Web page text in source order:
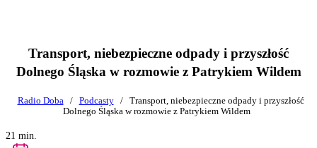
Transport, niebezpieczne odpady i przyszłość
Dolnego Śląska w rozmowie z Patrykiem Wildem
Radio Doba / Podcasty /
Transport, niebezpieczne odpady i przyszłość
Dolnego Śląska w rozmowie z Patrykiem Wildem
21 min.